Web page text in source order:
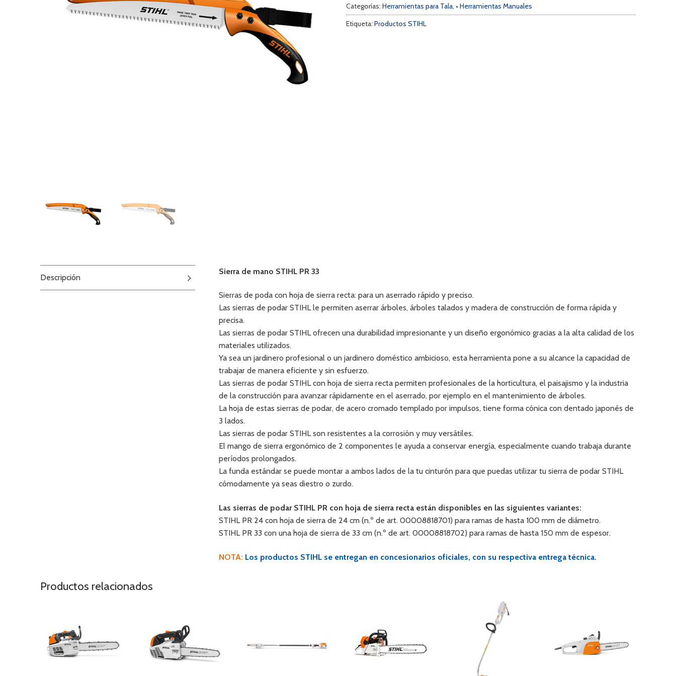
Servicio Técnico
Categorías: Herramientas para Tala, • Herramientas Manuales
Etiqueta: Productos STIHL
Descripción
Sierra de mano STIHL PR 33
Sierras de poda con hoja de sierra recta: para un aserrado rápido y preciso.
Las sierras de podar STIHL le permiten aserrar árboles, árboles talados y madera de construcción de forma rápida y
precisa.
Las sierras de podar STIHL ofrecen una durabilidad impresionante y un diseño ergonómico gracias a la alta calidad de los
materiales utilizados.
Ya sea un jardinero profesional o un jardinero doméstico ambicioso, esta herramienta pone a su alcance la capacidad de
trabajar de manera eficiente y sin esfuerzo.
Las sierras de podar STIHL con hoja de sierra recta permiten profesionales de la horticultura, el paisajismo y la industria
de la construcción para avanzar rápidamente en el aserrado, por ejemplo en el mantenimiento de árboles.
La hoja de estas sierras de podar, de acero cromado templado por impulsos, tiene forma cónica con dentado japonés de
3 lados.
Las sierras de podar STIHL son resistentes a la corrosión y muy versátiles.
El mango de sierra ergonómico de 2 componentes le ayuda a conservar energía, especialmente cuando trabaja durante
períodos prolongados.
La funda estándar se puede montar a ambos lados de la tu cinturón para que puedas utilizar tu sierra de podar STIHL
cómodamente ya seas diestro o zurdo.
Las sierras de podar STIHL PR con hoja de sierra recta están disponibles en las siguientes variantes:
STIHL PR 24 con hoja de sierra de 24 cm (n.º de art. 00008818701) para ramas de hasta 100 mm de diámetro.
STIHL PR 33 con una hoja de sierra de 33 cm (n.º de art. 00008818702) para ramas de hasta 150 mm de espesor.
NOTA: Los productos STIHL se entregan en concesionarios oficiales, con su respectiva entrega técnica.
Productos relacionados